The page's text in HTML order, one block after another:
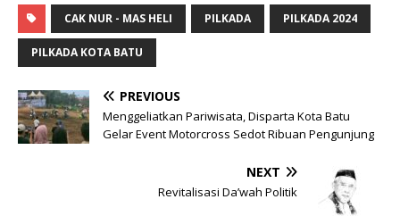
CAK NUR - MAS HELI PILKADA PILKADA 2024
PILKADA KOTA BATU
PREVIOUS
Menggeliatkan Pariwisata, Disparta Kota Batu
Gelar Event Motorcross Sedot Ribuan Pengunjung
NEXT
Revitalisasi Da’wah Politik